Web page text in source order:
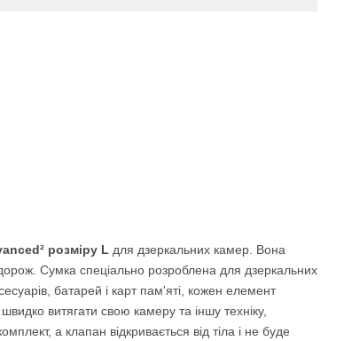
розміру L для дзеркальних камер. Вона
Сумка спеціально розроблена для дзеркальних
батарей і карт пам'яті, кожен елемент
витягати свою камеру та іншу техніку,
а клапан відкривається від тіла і не буде